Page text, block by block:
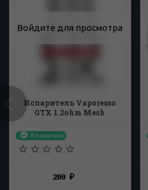
Войдите для просмотра
Испаритель Vaporesso
GTX 1.2ohm Mesh
В наличии
200₽